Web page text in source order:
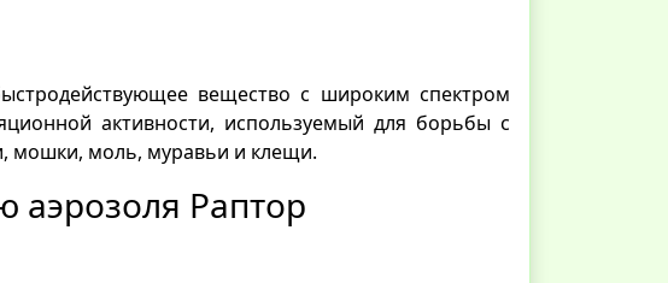
вещество с широким спектром
активности, используемый для борьбы с
мошки, моль, муравьи и клещи.
аэрозоля Раптор